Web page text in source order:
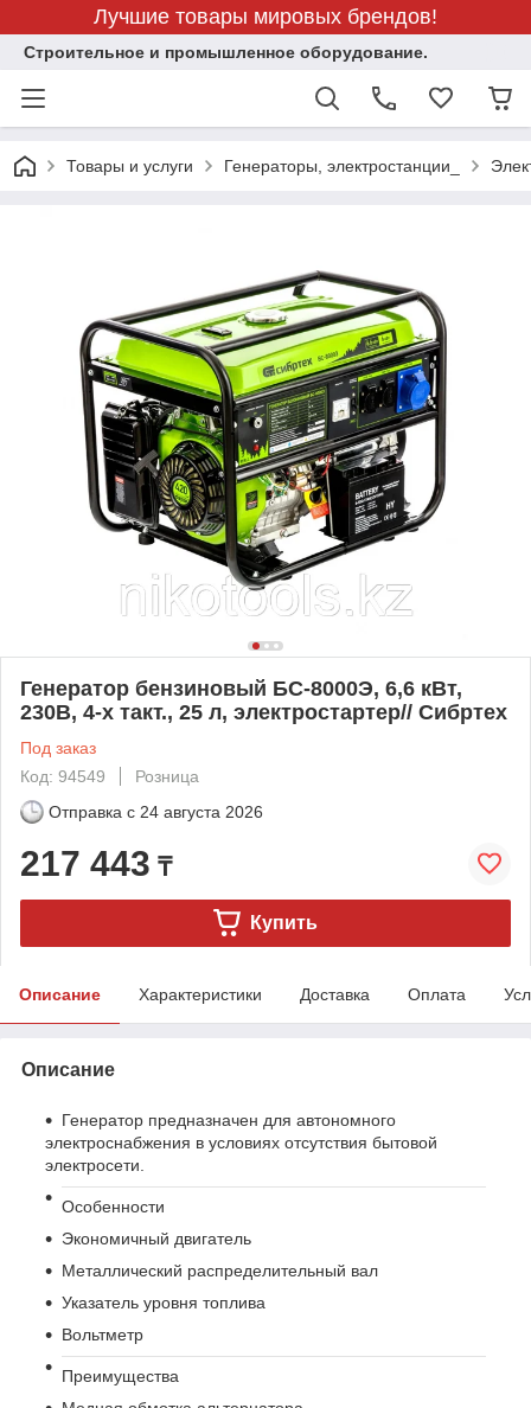
Лучшие товары мировых брендов!
Строительное и промышленное оборудование.
Товары и услуги Генераторы, электростанции_
Генератор бензиновый БС-8000Э, 6,6 кВт,
230В, 4-х такт., 25 л, электростартер// Сибртех
Под заказ
Код: 94549
Розница
Отправка с 24 августа 2026
217 443 ₸
Купить
Описание Характеристики Доставка Оплата
Описание
Генератор предназначен для автономного
электроснабжения в условиях отсутствия бытовой
электросети.
Особенности
Экономичный двигатель
Металлический распределительный вал
Указатель уровня топлива
Вольтметр
Преимущества